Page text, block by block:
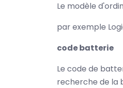
Le modèle
par exemple
code batterie
Le code de
recherche de la